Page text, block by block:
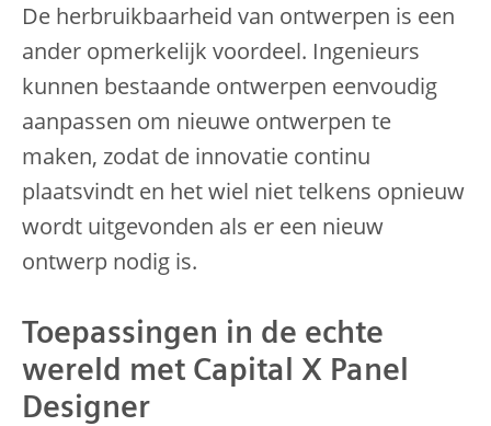
De herbruikbaarheid van ontwerpen is een
ander opmerkelijk voordeel. Ingenieurs
kunnen bestaande ontwerpen eenvoudig
aanpassen om nieuwe ontwerpen te
maken, zodat de innovatie continu
plaatsvindt en het wiel niet telkens opnieuw
wordt uitgevonden als er een nieuw
ontwerp nodig is.
Toepassingen in de echte
wereld met Capital X Panel
Designer